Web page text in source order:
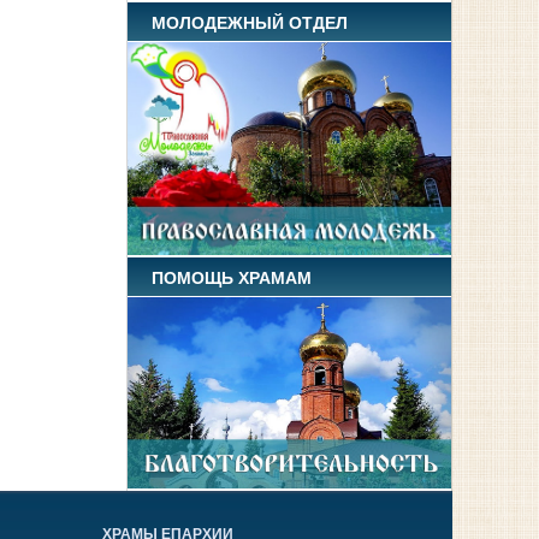
МОЛОДЕЖНЫЙ ОТДЕЛ
ПОМОЩЬ ХРАМАМ
ХРАМЫ ЕПАРХИИ